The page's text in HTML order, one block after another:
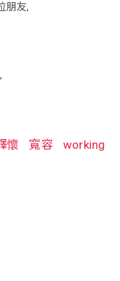
朋友,
懷 寬容
working